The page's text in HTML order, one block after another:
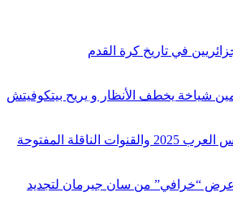
شياخة يخطف الأنظار و يريح بيتكوفيتش
الناقلة المفتوحة
عرض “خرافي” من سان جيرمان لتجديد